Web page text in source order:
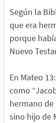
Según la
que era
porque
Nuevo
En Mateo
como
hermano
sino hijo de